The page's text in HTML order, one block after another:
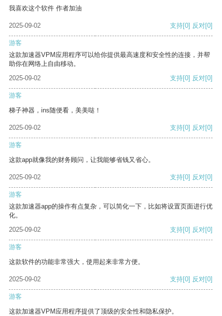
我喜欢这个软件 作者加油
2025-09-02 支持[0] 反对[0]
游客
这款加速器VPM应用程序可以给你提供最高速度和安全性的连接，并帮
助你在网络上自由移动。
2025-09-02
支持[0] 反对[0]
游客
梯子神器，ins随便看，美美哒！
2025-09-02 支持[0] 反对[0]
游客
这款app就像我的财务顾问，让我能够省钱又省心。
2025-09-02 支持[0] 反对[0]
游客
这款加速器app的操作有点复杂，可以简化一下，比如将设置页面进行优
化。
2025-09-02
支持[0] 反对[0]
游客
这款软件的功能非常强大，使用起来非常方便。
2025-09-02 支持[0] 反对[0]
游客
这款加速器VPM应用程序提供了顶级的安全性和隐私保护。